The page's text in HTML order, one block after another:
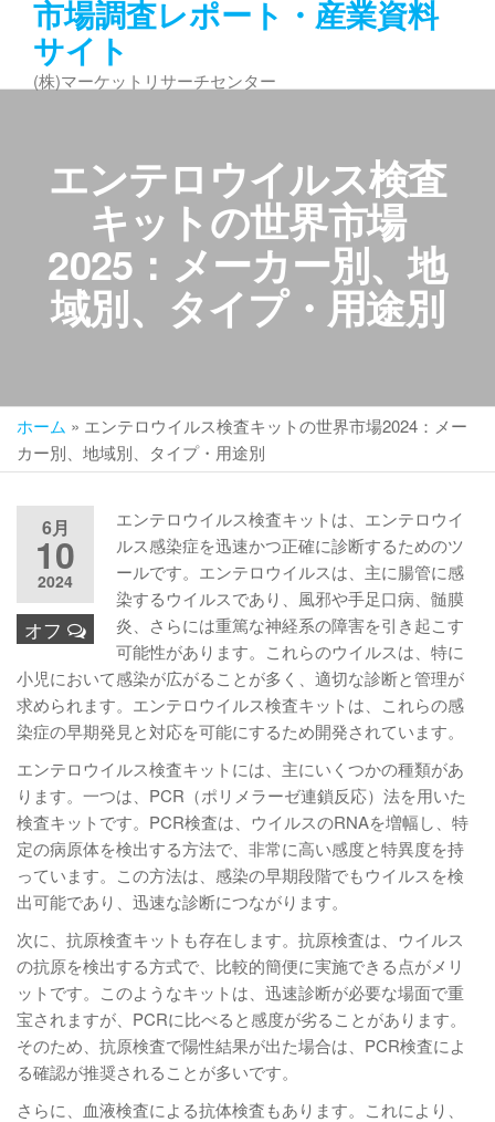
ン
市場調査レポート・産業資料
サイト
(株)マーケットリサーチセンター
エンテロウイルス検査
キットの世界市場
2025：メーカー別、地
域別、タイプ・用途別
ホーム » エンテロウイルス検査キットの世界市場2024：メー
カー別、地域別、タイプ・用途別
6月
10
2024
オフ
エンテロウイルス検査キットは、エンテロウイ
ルス感染症を迅速かつ正確に診断するためのツ
ールです。エンテロウイルスは、主に腸管に感
染するウイルスであり、風邪や手足口病、髄膜
炎、さらには重篤な神経系の障害を引き起こす
可能性があります。これらのウイルスは、特に
小児において感染が広がることが多く、適切な診断と管理が
求められます。エンテロウイルス検査キットは、これらの感
染症の早期発見と対応を可能にするため開発されています。
エンテロウイルス検査キットには、主にいくつかの種類があ
ります。一つは、PCR（ポリメラーゼ連鎖反応）法を用いた
検査キットです。PCR検査は、ウイルスのRNAを増幅し、特
定の病原体を検出する方法で、非常に高い感度と特異度を持
っています。この方法は、感染の早期段階でもウイルスを検
出可能であり、迅速な診断につながります。
次に、抗原検査キットも存在します。抗原検査は、ウイルス
の抗原を検出する方式で、比較的簡便に実施できる点がメリ
ットです。このようなキットは、迅速診断が必要な場面で重
宝されますが、PCRに比べると感度が劣ることがあります。
そのため、抗原検査で陽性結果が出た場合は、PCR検査によ
る確認が推奨されることが多いです。
さらに、血液検査による抗体検査もあります。これにより、